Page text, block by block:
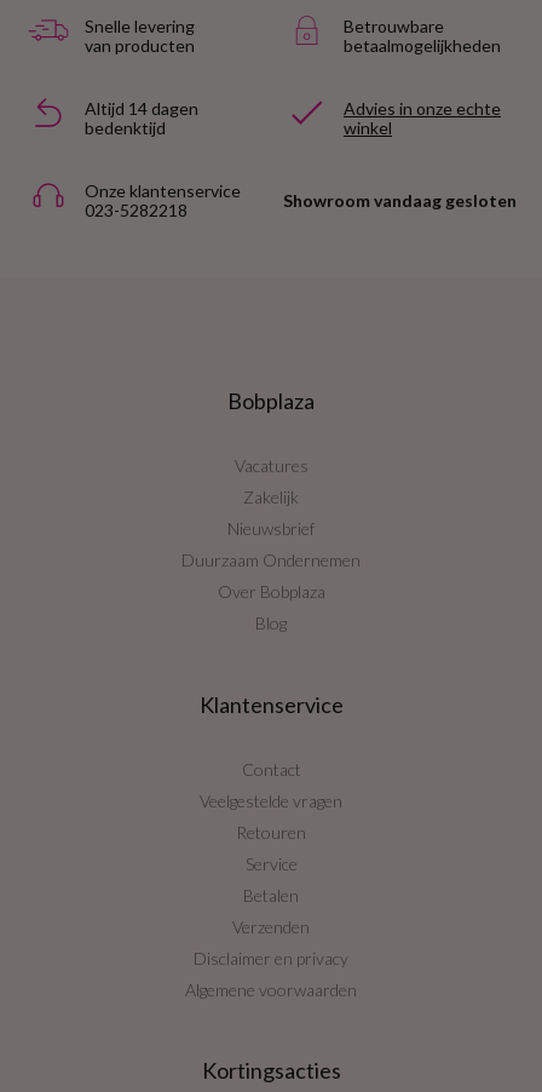
Snelle levering
van producten
Betrouwbare
betaalmogelijkheden
Altijd 14 dagen
bedenktijd
Advies in onze echte
winkel
Onze klantenservice
023-5282218
Showroom vandaag gesloten
Bobplaza
Vacatures
Zakelijk
Nieuwsbrief
Duurzaam Ondernemen
Over Bobplaza
Blog
Klantenservice
Contact
Veelgestelde vragen
Retouren
Service
Betalen
Verzenden
Disclaimer en privacy
Algemene voorwaarden
Kortingsacties